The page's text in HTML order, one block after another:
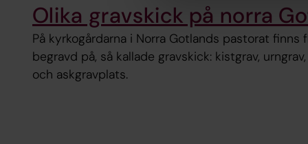
Olika gravskick på norra
På kyrkogårdarna i Norra Gotlands pastorat
begravd på, så kallade gravskick: kistgrav,
och askgravplats.